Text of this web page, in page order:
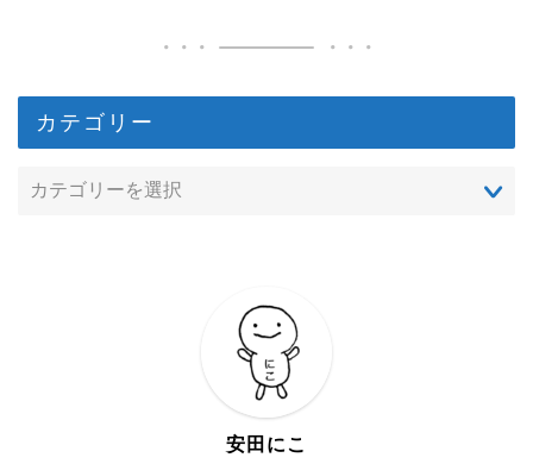
カテゴリー
安田にこ